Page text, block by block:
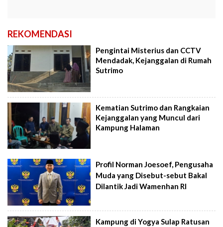
REKOMENDASI
Pengintai Misterius dan CCTV
Mendadak, Kejanggalan di Rumah
Sutrimo
Kematian Sutrimo dan Rangkaian
Kejanggalan yang Muncul dari
Kampung Halaman
Profil Norman Joesoef, Pengusaha
Muda yang Disebut-sebut Bakal
Dilantik Jadi Wamenhan RI
Kampung di Yogya Sulap Ratusan